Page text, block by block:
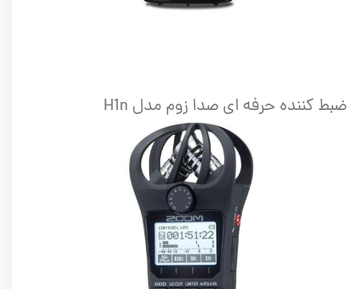
ضبط کننده حرفه ای صدا زوم مدل H1n